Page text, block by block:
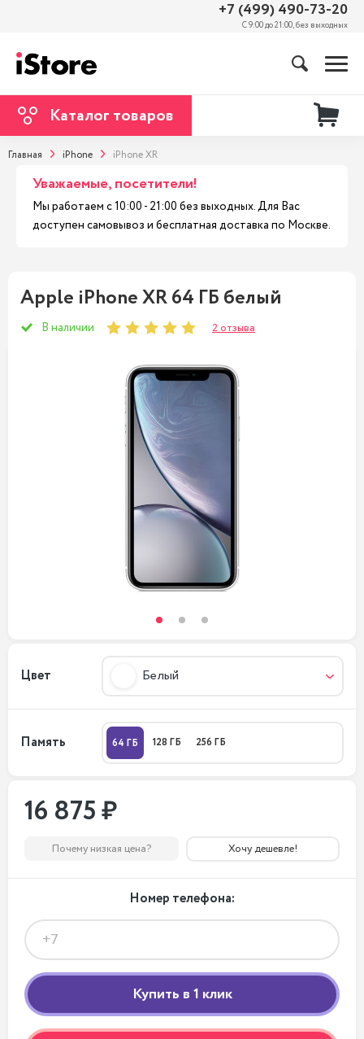
+7 (499) 490-73-20
С 9:00 до 21:00, без выходных
Каталог товаров
Главная iPhone iPhone XR
Уважаемые, посетители!
Мы работаем с 10:00 - 21:00 без выходных. Для Вас
доступен самовывоз и бесплатная доставка по Москве.
Apple iPhone XR 64 ГБ белый
В наличии 2 отзыва
Цвет Белый
Память 64 ГБ 128 ГБ 256 ГБ
16 875 ₽
Почему низкая цена? Хочу дешевле!
Номер телефона: